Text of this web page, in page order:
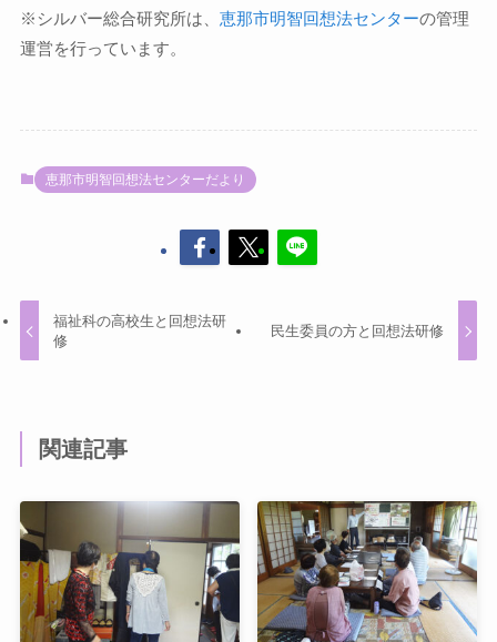
※シルバー総合研究所は、 恵那市明智回想法センターの管理
運営を行っています。
恵那市明智回想法センターだより
福祉科の高校生と回想法研
修
民生委員の方と回想法研修
関連記事